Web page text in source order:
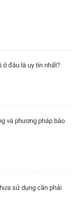
ở đâu là uy tín nhất?
và phương pháp bảo
sử dụng cần phải